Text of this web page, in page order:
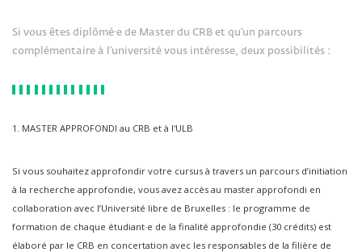
Si vous êtes diplômé·e de Master du CRB et qu’un parcours
complémentaire à l’université vous intéresse, deux possibilités :
1. MASTER APPROFONDI au CRB et à l'ULB
Si vous souhaitez approfondir votre cursus à travers un parcours d’initiation
à la recherche approfondie, vous avez accès au master approfondi en
collaboration avec l’Université libre de Bruxelles : le programme de
formation de chaque étudiant·e de la finalité approfondie (30 crédits) est
élaboré par le CRB en concertation avec les responsables de la filière de